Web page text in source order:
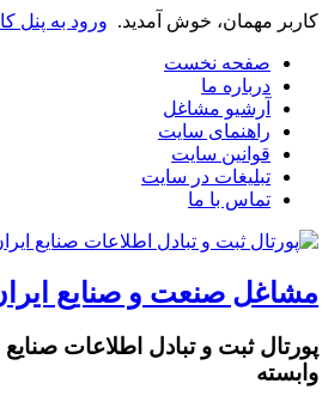
کاربر مهمان، خوش آمدید. ورود به پنل
صفحه نخست
درباره ما
آرشیو مشاغل
راهنمای سایت
قوانین سایت
تبلیغات در سایت
تماس با ما
مشاغل صنعت و صنایع
پورتال ثبت و تبادل اطلاعات
وابسته